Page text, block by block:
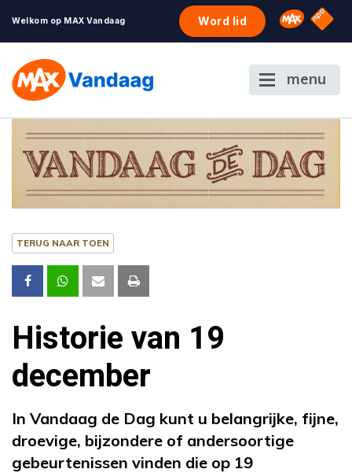
Welkom op MAX Vandaag Word lid Omroep
NPO
menu
TERUG NAAR TOEN
Historie van 19
december
In Vandaag de Dag kunt u belangrijke, fijne,
droevige, bijzondere of andersoortige
gebeurtenissen vinden die op 19